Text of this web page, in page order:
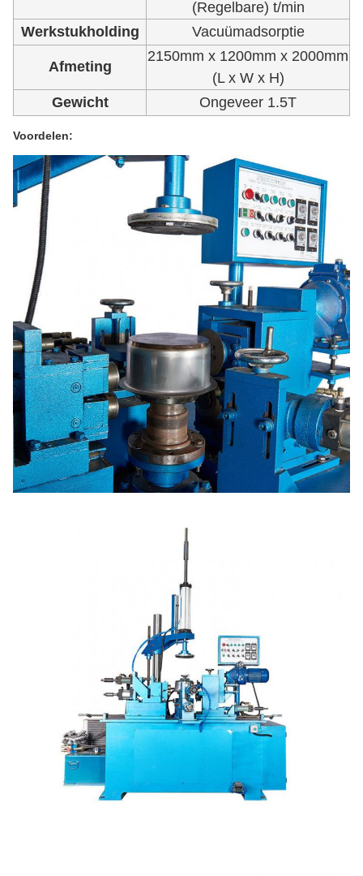
(Regelbare) t/min
Werkstukholding
Vacuümadsorptie
Afmeting
2150mm x 1200mm x 2000mm
(L x W x H)
Gewicht
Ongeveer 1.5T
Voordelen: